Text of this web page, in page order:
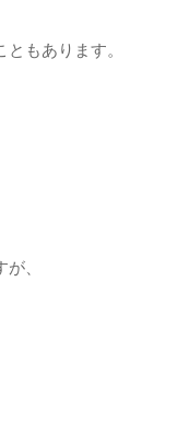
もあります。
、